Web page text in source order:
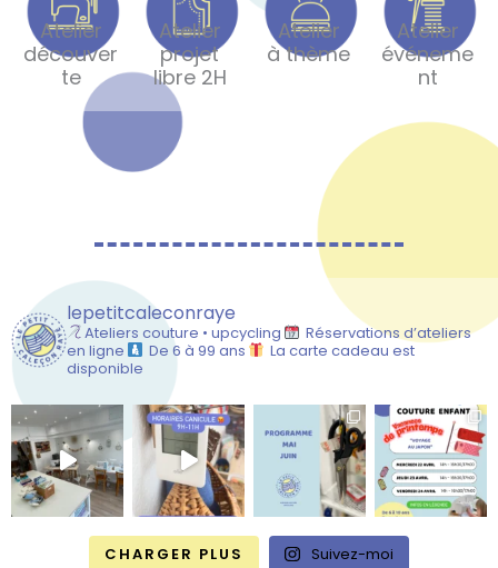
Atelier
découver
te
Atelier
projet
libre 2H
Atelier
à thème
Atelier
événeme
nt
lepetitcaleconraye
Ateliers couture • upcycling
Réservations d’ateliers
en ligne
De 6 à 99 ans
La carte cadeau est
disponible
CHARGER PLUS Suivez-moi